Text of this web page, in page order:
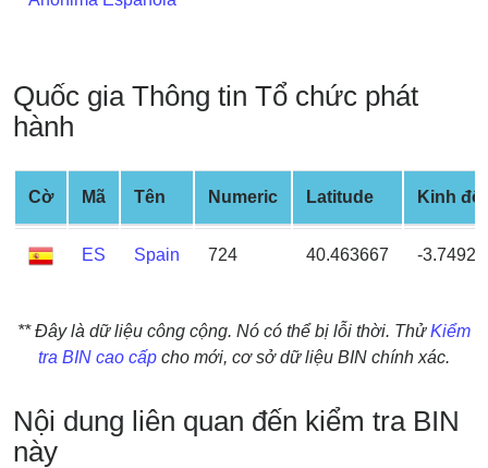
Checker
What
is
IP
Address
?
IP
IP
BIN
Validator
Quốc gia Thông tin Tổ chức phát
hành
Cờ Mã Tên Numeric Latitude Kinh độ
ES Spain 724 40.463667 -3.74922
** Đây là dữ liệu công cộng. Nó có thể bị lỗi thời. ThửKiểm
tra BIN cao cấp cho mới, cơ sở dữ liệu BIN chính xác.
Nội dung liên quan đến kiểm tra BIN
này